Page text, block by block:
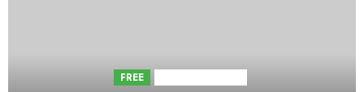
FREE